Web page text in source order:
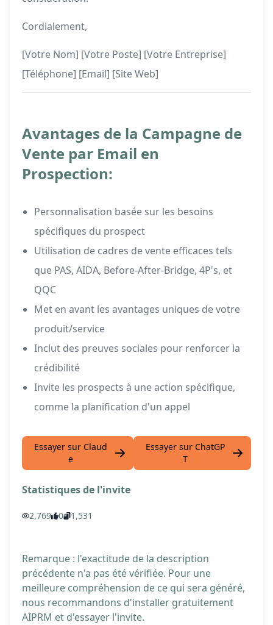
Cordialement,
[Votre Nom] [Votre Poste] [Votre Entreprise]
[Téléphone] [Email] [Site Web]
Avantages de la Campagne de
Vente par Email en
Prospection:
Personnalisation basée sur les besoins
spécifiques du prospect
Utilisation de cadres de vente efficaces tels
que PAS, AIDA, Before-After-Bridge, 4P's, et
QQC
Met en avant les avantages uniques de votre
produit/service
Inclut des preuves sociales pour renforcer la
crédibilité
Invite les prospects à une action spécifique,
comme la planification d'un appel
Essayer sur Claud
e
Essayer sur ChatGP
T
Statistiques de l'invite
2,769 0 1,531
Remarque : l'exactitude de la description
précédente n'a pas été vérifiée. Pour une
meilleure compréhension de ce qui sera généré,
nous recommandons d'installer gratuitement
AIPRM et d'essayer l'invite.